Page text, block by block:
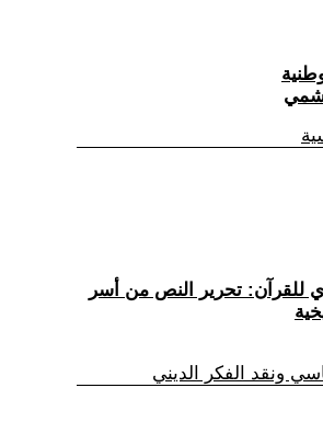
للقرآن: تحرير النص من أسر
ونقد الفكر الديني